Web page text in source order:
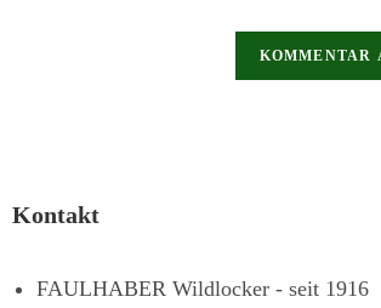
Kontakt
FAULHABER Wildlocker - seit 1916